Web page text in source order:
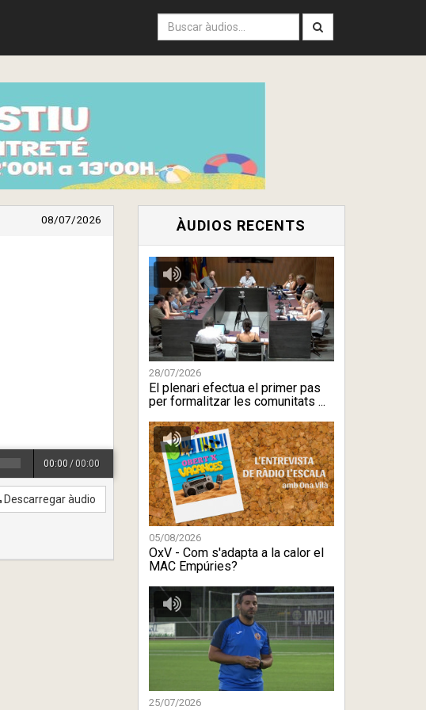
08/07/2026
00:00 / 00:00
Descarregar àudio
ÀUDIOS RECENTS
28/07/2026
El plenari efectua el primer pas
per formalitzar les comunitats ...
05/08/2026
OxV - Com s'adapta a la calor el
MAC Empúries?
25/07/2026